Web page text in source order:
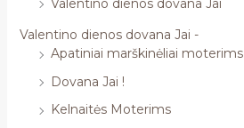
Valentino dienos dovana Jai -
Apatiniai marškinėliai moterims
Dovana Jai !
Kelnaitės Moterims